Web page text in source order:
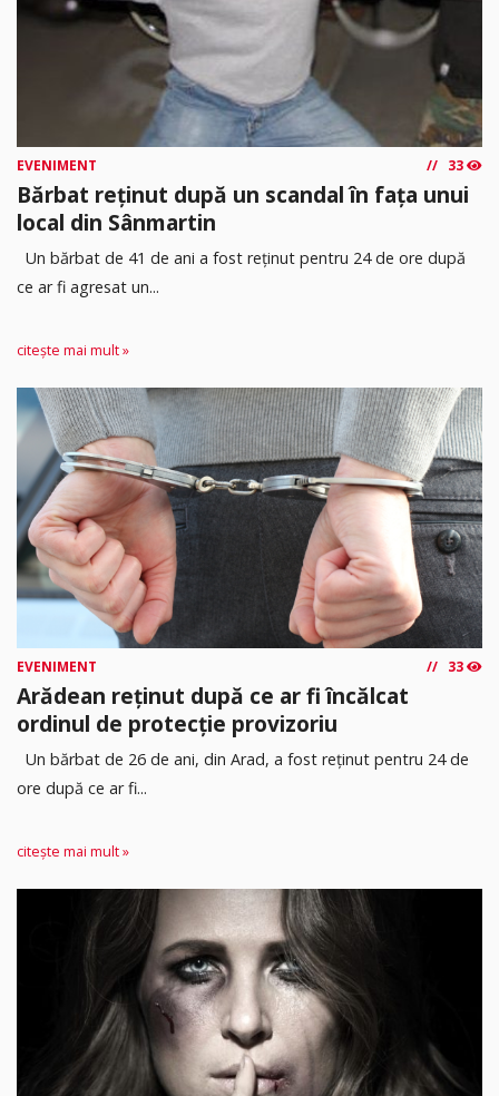
EVENIMENT 33
Bărbat reținut după un scandal în fața unui
local din Sânmartin
Un bărbat de 41 de ani a fost reținut pentru 24 de ore după
ce ar fi agresat un...
citește mai mult »
EVENIMENT 33
Arădean reținut după ce ar fi încălcat
ordinul de protecție provizoriu
Un bărbat de 26 de ani, din Arad, a fost reținut pentru 24 de
ore după ce ar fi...
citește mai mult »